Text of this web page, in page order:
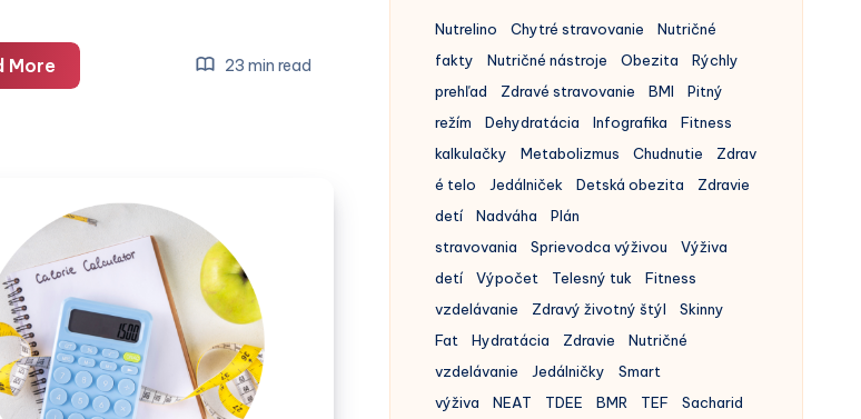
MorePrečo
„pomalý
hladovania“
nie
sú
problém
v
chudnutí.
Metabolizmus,
23 min read
kontrolu
Nutrelino Chytré stravovanie
Nutričné
fakty
Nutričné nástroje Obezita
Rýchly
prehľad
Zdravé stravovanie BMI
Pitný
režím
Dehydratácia Infografika
Fitness
kalkulačky
Metabolizmus Chudnutie
Zdrav
é telo
Jedálniček Detská obezita
Zdravie
detí
Nadváha
Plán
stravovania
Sprievodca výživou
Výživa
detí
Výpočet Telesný tuk
Fitness
vzdelávanie
Zdravý životný štýl
Skinny
Fat
Hydratácia Zdravie
Nutričné
vzdelávanie
Jedálničky
Smart
výživa
NEAT TDEE BMR TEF
Sacharid